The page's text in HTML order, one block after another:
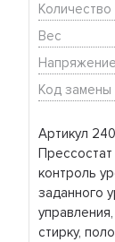
Артикул
контроль
заданного
стирку,
Количество
Вес
Напряжение
Код замены